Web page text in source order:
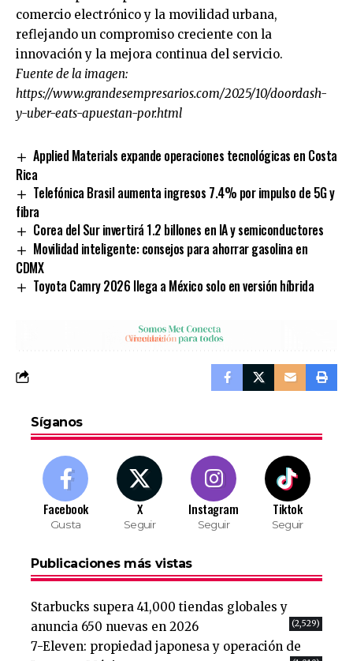
comercio electrónico y la movilidad urbana,
reflejando un compromiso creciente con la
innovación y la mejora continua del servicio.
Fuente de la imagen:
https://www.grandesempresarios.com/2025/10/doordash-
y-uber-eats-apuestan-por.html
Applied Materials expande operaciones tecnológicas en Costa
Rica
Telefónica Brasil aumenta ingresos 7.4% por impulso de 5G y
fibra
Corea del Sur invertirá 1.2 billones en IA y semiconductores
Movilidad inteligente: consejos para ahorrar gasolina en
CDMX
Toyota Camry 2026 llega a México solo en versión híbrida
Síganos
Facebook
Gusta
X
Seguir
Instagram
Seguir
Tiktok
Seguir
Publicaciones más vistas
Starbucks supera 41,000 tiendas globales y
anuncia 650 nuevas en 2026
(2,529)
7-Eleven: propiedad japonesa y operación de